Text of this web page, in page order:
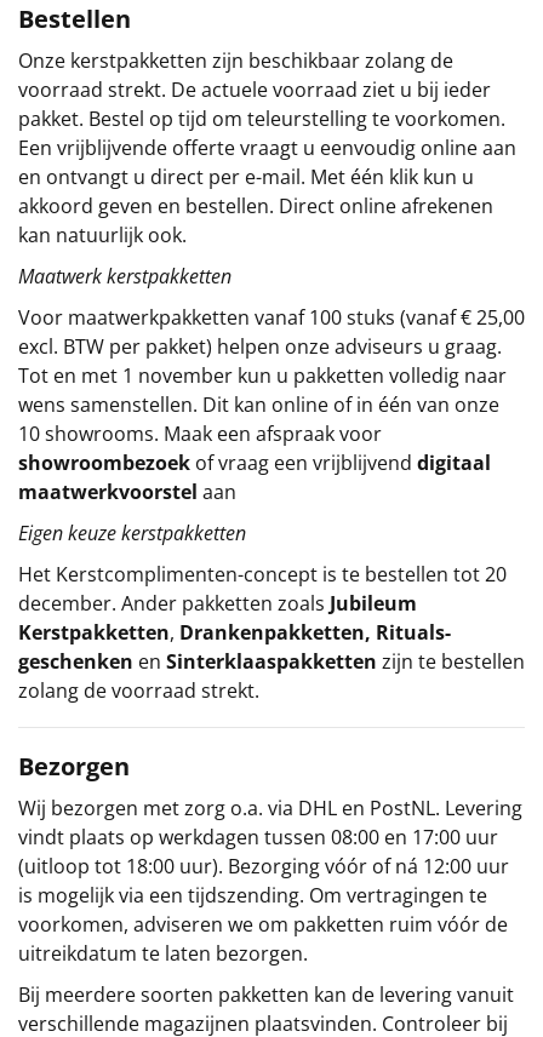
Particulier
Kerstgeschenken 2026
Relatiegeschenken
Cadeaubon
Per stuk
Alle overige
Bestellen
Onze kerstpakketten zijn beschikbaar zolang de
voorraad strekt. De actuele voorraad ziet u bij ieder
pakket. Bestel op tijd om teleurstelling te voorkomen.
Een vrijblijvende offerte vraagt u eenvoudig online aan
en ontvangt u direct per e-mail. Met één klik kun u
akkoord geven en bestellen. Direct online afrekenen
kan natuurlijk ook.
Maatwerk kerstpakketten
Voor maatwerkpakketten vanaf 100 stuks (vanaf € 25,00
excl. BTW per pakket) helpen onze adviseurs u graag.
Tot en met 1 november kun u pakketten volledig naar
wens samenstellen. Dit kan online of in één van onze
10 showrooms. Maak een afspraak voor
showroombezoek of vraag een vrijblijvend digitaal
maatwerkvoorstel aan
Eigen keuze kerstpakketten
Het Kerstcomplimenten-concept is te bestellen tot 20
december. Ander pakketten zoals Jubileum
Kerstpakketten, Drankenpakketten, Rituals-
geschenken en Sinterklaaspakketten zijn te bestellen
zolang de voorraad strekt.
Bezorgen
Wij bezorgen met zorg o.a. via DHL en PostNL. Levering
vindt plaats op werkdagen tussen 08:00 en 17:00 uur
(uitloop tot 18:00 uur). Bezorging vóór of ná 12:00 uur
is mogelijk via een tijdszending. Om vertragingen te
voorkomen, adviseren we om pakketten ruim vóór de
uitreikdatum te laten bezorgen.
Bij meerdere soorten pakketten kan de levering vanuit
verschillende magazijnen plaatsvinden. Controleer bij